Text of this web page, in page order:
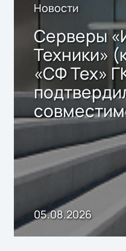
Новости
Серверы
Техники»
«СФ Тех»
решением
Storage
хранения
05.08.2026